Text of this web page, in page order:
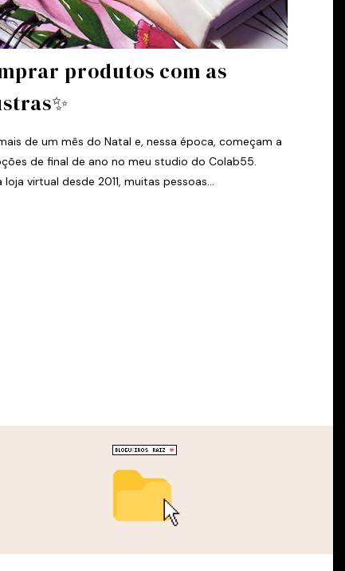
produtos com as
de um mês do Natal e, nessa época, começam a
de final de ano no meu studio do Colab55.
virtual desde 2011, muitas pessoas...